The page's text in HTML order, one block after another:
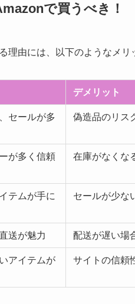
で買うべき！
由には、以下のようなメリ
デメリット
セールが多
偽造品のリス
が多く信頼
在庫がなくな
テムが手に
セールが少な
送が魅力 配送が遅い場
アイテムが
サイトの信頼